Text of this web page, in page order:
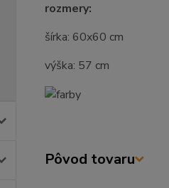
rozmery:
šírka: 60x60 cm
výška: 57 cm
Pôvod tovaru